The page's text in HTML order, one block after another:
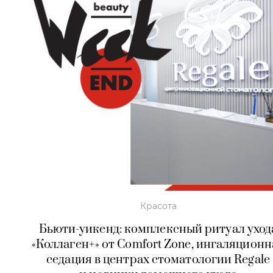
Красота
Бьюти-уикенд: комплексный ритуал
«Коллаген+» от Comfort Zone,
седация в центрах стоматологии Regale